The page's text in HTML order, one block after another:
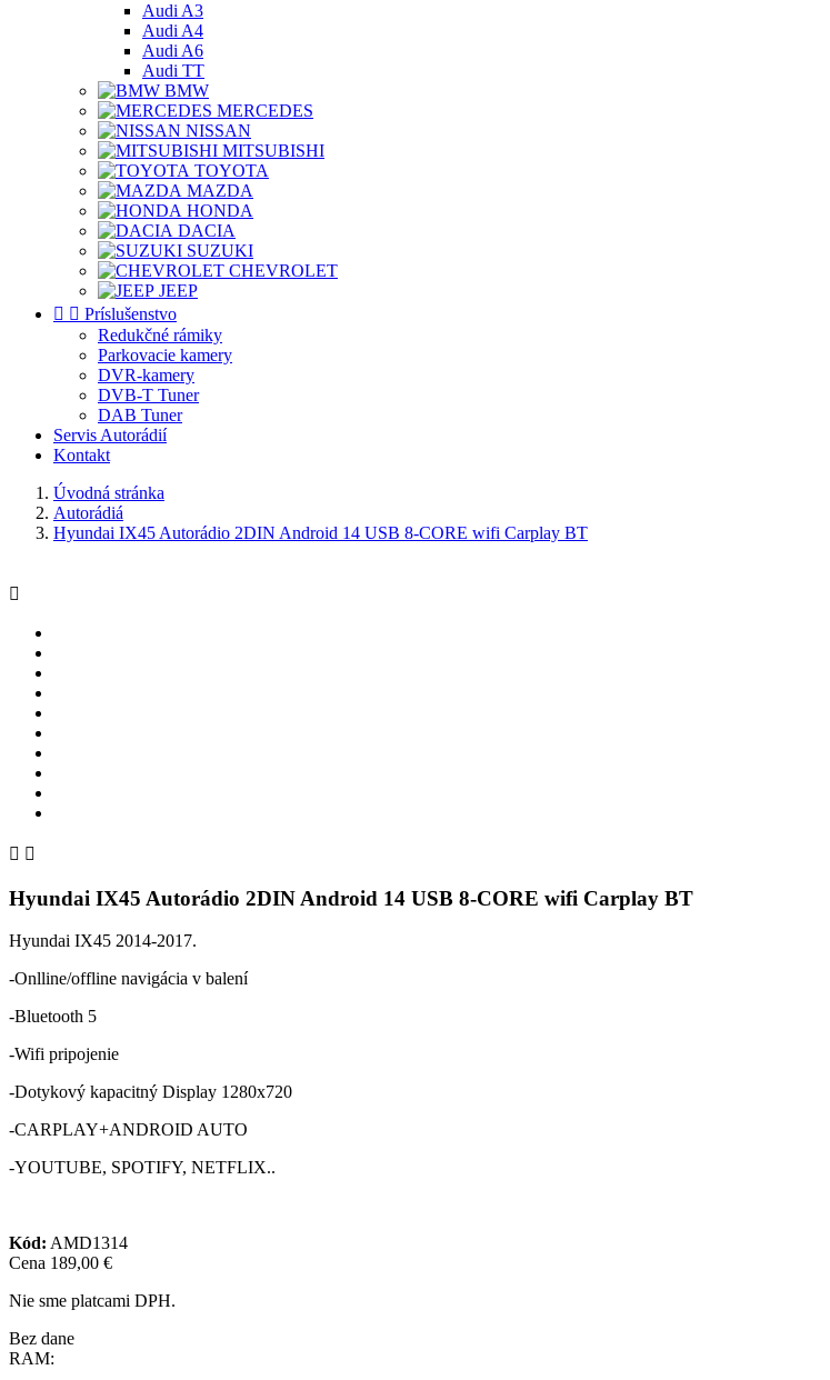
Audi A3
Audi A4
Audi A6
Audi TT
BMW
MERCEDES
NISSAN
MITSUBISHI
TOYOTA
MAZDA
HONDA
DACIA
SUZUKI
CHEVROLET
JEEP
  Príslušenstvo
Redukčné rámiky
Parkovacie kamery
DVR-kamery
DVB-T Tuner
DAB Tuner
Servis Autorádií
Kontakt
Úvodná stránka
Autorádiá
Hyundai IX45 Autorádio 2DIN Android 14 USB 8-CORE wifi Carplay BT

 
Hyundai IX45 Autorádio 2DIN Android 14 USB 8-CORE wifi Carplay BT
Hyundai IX45 2014-2017.
-Onlline/offline navigácia v balení
-Bluetooth 5
-Wifi pripojenie
-Dotykový kapacitný Display 1280x720
-CARPLAY+ANDROID AUTO
-YOUTUBE, SPOTIFY, NETFLIX..
Kód: AMD1314
Cena 189,00 €
Nie sme platcami DPH.
Bez dane
RAM: